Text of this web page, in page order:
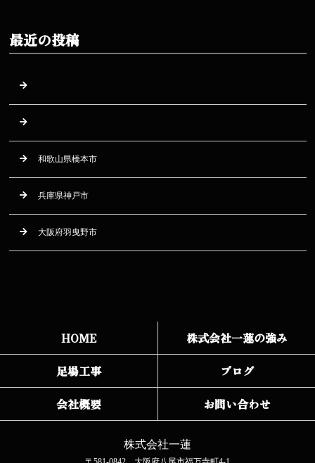
最近の投稿
和歌山県橋本市
兵庫県神戸市
大阪府羽曳野市
HOME
株式会社一蓮の強み
足場工事
ブログ
会社概要
お問い合わせ
株式会社一蓮